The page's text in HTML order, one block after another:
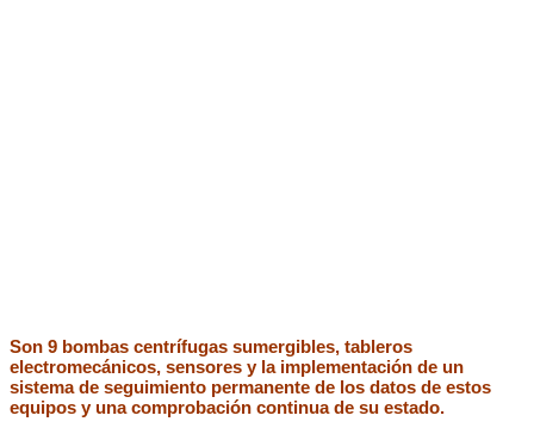
Son 9 bombas centrífugas sumergibles, tableros
electromecánicos, sensores y la implementación de un
sistema de seguimiento permanente de los datos de estos
equipos y una comprobación continua de su estado.